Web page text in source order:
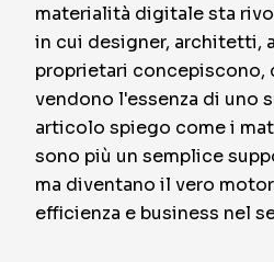
materialità digitale sta
in cui designer, architetti,
proprietari concepiscono,
vendono l'essenza di uno
articolo spiego come i
sono più un semplice
ma diventano il vero
efficienza e business nel